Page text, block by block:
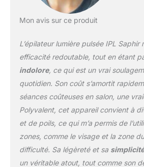
Mon avis sur ce produit
L’épilateur lumière pulsée IPL Saphir
efficacité redoutable, tout en étant
indolore, ce qui est un vrai
quotidien. Son coût s’amortit
séances coûteuses en salon, une
Polyvalent, cet appareil convient à
et de poils, ce qui m’a permis de
zones, comme le visage et la zone
difficulté. Sa légèreté et sa
un véritable atout, tout comme son